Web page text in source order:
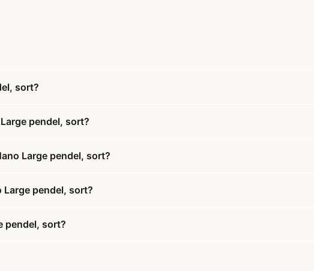
sort?
pendel, sort?
Large pendel, sort?
pendel, sort?
pendel, sort?